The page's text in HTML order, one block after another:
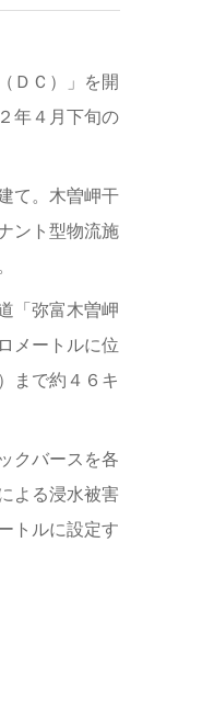
ＤＣ）」を開
年４月下旬の
て。木曽岬干
ント型物流施
「弥富木曽岬
メートルに位
まで約４６キ
クバースを各
よる浸水被害
トルに設定す